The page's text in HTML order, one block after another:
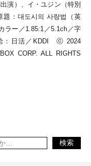
演 ） 、イ ・ユジン （特別
：대도시의 사랑법 （英
ラー／1.85:1／5.1ch／字
：日活／KDDI ⓒ 2024
CORP. ALL RIGHTS
検索